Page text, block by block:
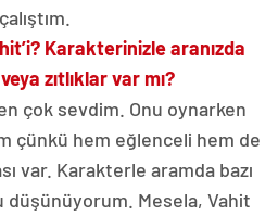
çalıştım.
Karakterinizle aranızda
zıtlıklar var mı?
çok sevdim. Onu oynarken
çünkü hem eğlenceli hem de
var. Karakterle aramda bazı
Mesela, Vahit